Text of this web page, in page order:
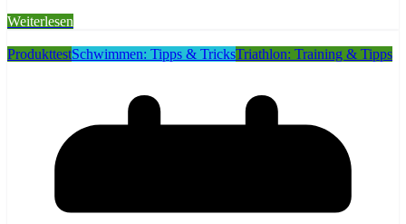
Weiterlesen
ProdukttestSchwimmen: Tipps & TricksTriathlon: Training & Tipps